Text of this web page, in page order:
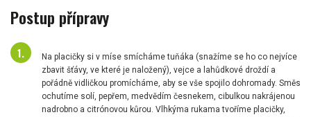
Postup přípravy
Na placičky si v míse smícháme tuňáka (snažíme se ho co nejvíce
zbavit šťávy, ve které je naložený), vejce a lahůdkové droždí a
pořádně vidličkou promícháme, aby se vše spojilo dohromady. Směs
ochutíme solí, pepřem, medvědím česnekem, cibulkou nakrájenou
nadrobno a citrónovou kůrou. Vlhkýma rukama tvoříme placičky,